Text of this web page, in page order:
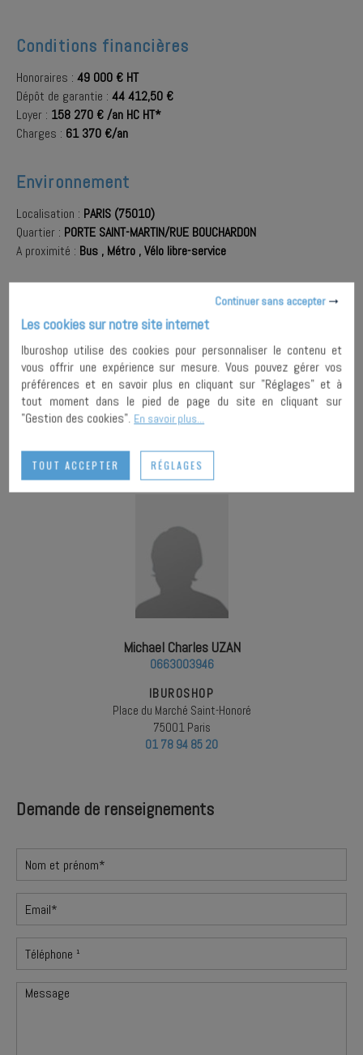
Conditions financières
Honoraires : 49 000 € HT
Dépôt de garantie : 44 412,50 €
Loyer : 158 270 € /an HC HT*
Charges : 61 370 €/an
Environnement
Localisation : PARIS (75010)
Quartier : PORTE SAINT-MARTIN/RUE BOUCHARDON
A proximité : Bus , Métro ,Vélo libre-service
MA ENVOYER À
IMPRIMER
Michael Charles UZAN
0663003946
IBUROSHOP
Place du Marché Saint-Honoré
75001 Paris
01 78 94 85 20
Demande de renseignements
Continuer sans accepter
Les cookies sur notre site internet
Iburoshop utilise des cookies pour personnaliser le contenu et
vous offrir une expérience sur mesure. Vous pouvez gérer vos
préférences et en savoir plus en cliquant sur "Réglages" et à
tout moment dans le pied de page du site en cliquant sur
"Gestion des cookies". En savoir plus...
TOUT ACCEPTER RÉGLAGES